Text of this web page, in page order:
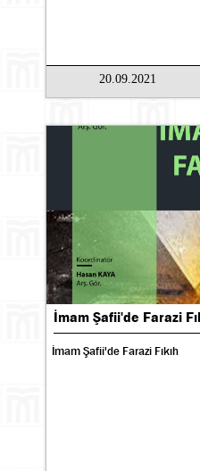
20.09.2021
İmam Şafii'de Farazi
İmam Şafii'de Farazi Fıkıh